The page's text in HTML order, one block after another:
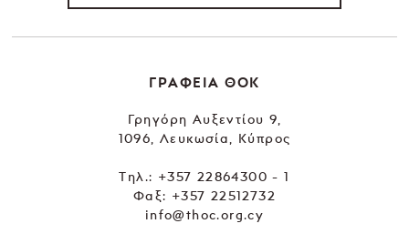
ΓΡΑΦΕΙΑ ΘΟΚ
Γρηγόρη Αυξεντίου 9,
1096, Λευκωσία, Κύπρος
Tηλ.: +357 22864300 - 1
Φαξ: +357 22512732
info@thoc.org.cy